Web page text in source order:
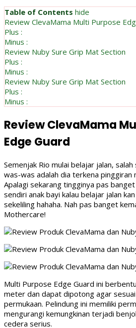
Table of Contents hide
Review ClevaMama Multi Purpose
Plus :
Minus :
Review Nuby Sure Grip Mat Section
Plus :
Minus :
Review Nuby Sure Grip Mat Section
Plus :
Minus :
ReviewClevaMama
Edge Guard
Semenjak Rio mulai belajar jalan,
was-was adalah dia terkena pinggiran
Apalagi sekarang tingginya pas
sendiri anak bayi kalau belajar jalan
sekeliling hahaha. Nah pas banget
Mothercare!
Multi Purpose Edge Guard ini
meter dan dapat dipotong agar
permukaan. Pelindung ini memiliki
mengurangi kemungkinan terjadi
cedera serius.